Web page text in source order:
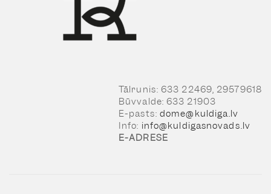
Tālrunis: 633 22469, 29579618
Būvvalde: 633 21903
E-pasts: dome@kuldiga.lv
Info: info@kuldigasnovads.lv
E-ADRESE